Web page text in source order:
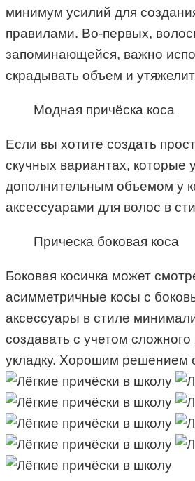
минимум усилий для
правилами. Во-первых,
запоминающейся, важно
скрадывать объем и
Модная причёска коса
Если вы хотите создать
скучных вариантах, которые
дополнительным объемом у
аксессуарами для волос в
Прическа боковая коса
Боковая косичка может
асимметричные косы с
аксессуары в стиле
создавать с учетом
укладку. Хорошим решением